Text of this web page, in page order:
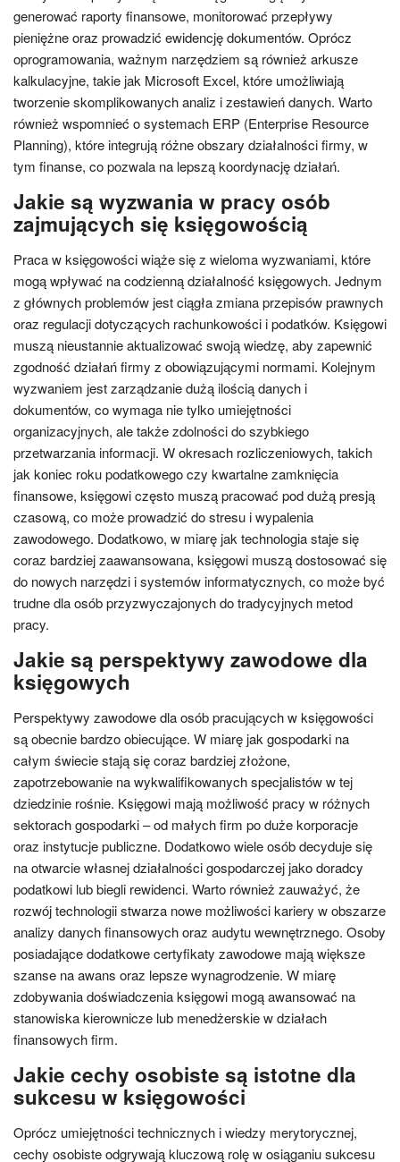
generować raporty finansowe, monitorować przepływy
pieniężne oraz prowadzić ewidencję dokumentów. Oprócz
oprogramowania, ważnym narzędziem są również arkusze
kalkulacyjne, takie jak Microsoft Excel, które umożliwiają
tworzenie skomplikowanych analiz i zestawień danych. Warto
również wspomnieć o systemach ERP (Enterprise Resource
Planning), które integrują różne obszary działalności firmy, w
tym finanse, co pozwala na lepszą koordynację działań.
Jakie są wyzwania w pracy osób
zajmujących się księgowością
Praca w księgowości wiąże się z wieloma wyzwaniami, które
mogą wpływać na codzienną działalność księgowych. Jednym
z głównych problemów jest ciągła zmiana przepisów prawnych
oraz regulacji dotyczących rachunkowości i podatków. Księgowi
muszą nieustannie aktualizować swoją wiedzę, aby zapewnić
zgodność działań firmy z obowiązującymi normami. Kolejnym
wyzwaniem jest zarządzanie dużą ilością danych i
dokumentów, co wymaga nie tylko umiejętności
organizacyjnych, ale także zdolności do szybkiego
przetwarzania informacji. W okresach rozliczeniowych, takich
jak koniec roku podatkowego czy kwartalne zamknięcia
finansowe, księgowi często muszą pracować pod dużą presją
czasową, co może prowadzić do stresu i wypalenia
zawodowego. Dodatkowo, w miarę jak technologia staje się
coraz bardziej zaawansowana, księgowi muszą dostosować się
do nowych narzędzi i systemów informatycznych, co może być
trudne dla osób przyzwyczajonych do tradycyjnych metod
pracy.
Jakie są perspektywy zawodowe dla
księgowych
Perspektywy zawodowe dla osób pracujących w księgowości
są obecnie bardzo obiecujące. W miarę jak gospodarki na
całym świecie stają się coraz bardziej złożone,
zapotrzebowanie na wykwalifikowanych specjalistów w tej
dziedzinie rośnie. Księgowi mają możliwość pracy w różnych
sektorach gospodarki – od małych firm po duże korporacje
oraz instytucje publiczne. Dodatkowo wiele osób decyduje się
na otwarcie własnej działalności gospodarczej jako doradcy
podatkowi lub biegli rewidenci. Warto również zauważyć, że
rozwój technologii stwarza nowe możliwości kariery w obszarze
analizy danych finansowych oraz audytu wewnętrznego. Osoby
posiadające dodatkowe certyfikaty zawodowe mają większe
szanse na awans oraz lepsze wynagrodzenie. W miarę
zdobywania doświadczenia księgowi mogą awansować na
stanowiska kierownicze lub menedżerskie w działach
finansowych firm.
Jakie cechy osobiste są istotne dla
sukcesu w księgowości
Oprócz umiejętności technicznych i wiedzy merytorycznej,
cechy osobiste odgrywają kluczową rolę w osiąganiu sukcesu